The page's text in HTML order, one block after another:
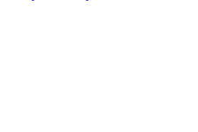
política de privacitat